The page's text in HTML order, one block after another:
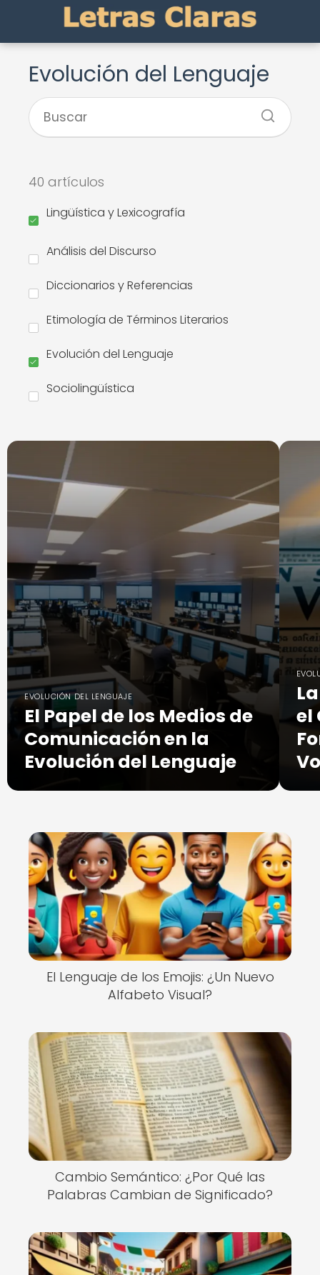
Evolución del Lenguaje
40 artículos
Lingüística y Lexicografía
Análisis del Discurso
Diccionarios y Referencias
Etimología de Términos Literarios
Evolución del Lenguaje
Sociolingüística
EVOLUCIÓN DEL LENGUAJE
El Papel de los Medios de
Comunicación en la
Evolución del Lenguaje
el
El Lenguaje de los Emojis: ¿Un Nuevo
Alfabeto Visual?
Cambio Semántico: ¿Por Qué las
Palabras Cambian de Significado?